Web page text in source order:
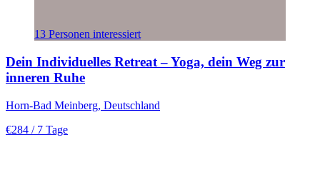
13 Personen interessiert
Dein Individuelles Retreat – Yoga, dein Weg zur
inneren Ruhe
Horn-Bad Meinberg, Deutschland
€284 / 7 Tage